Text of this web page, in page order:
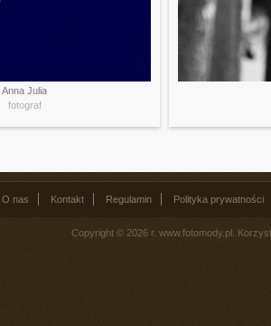
Anna Julia
fotograf
O nas Kontakt Regulamin Polityka prywatności
Copyright © 2026 r. www.fotomody.pl.